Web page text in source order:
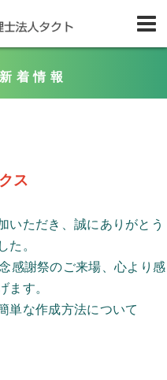
新着情報
ス
いただき、誠にありがとう
た。
感謝祭のご来場、心より感
ます。
単な作成方法について